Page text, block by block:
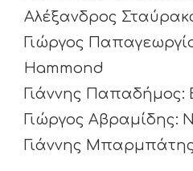
Αλέξανδρος
Γιώργος
Hammond
Γιάννης Παπαδήμος:
Γιώργος Αβραμίδης:
Γιάννης